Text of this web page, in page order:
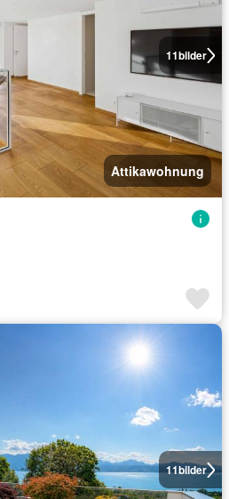
11bilder
Attikawohnung
11bilder